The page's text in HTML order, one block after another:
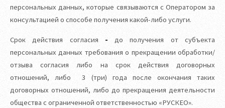
персональных данных, которые связываются с Оператором за
консультацией о способе получения какой-либо услуги.
Срок действия согласия -до получения от субъекта
персональных данных требования о прекращении обработки/
отзыва согласия либо на срок действия договорных
отношений, либо 3 (три) года после окончания таких
договорных отношений, либо до прекращения деятельности
общества с ограниченной ответственностью «РУСКЕО».